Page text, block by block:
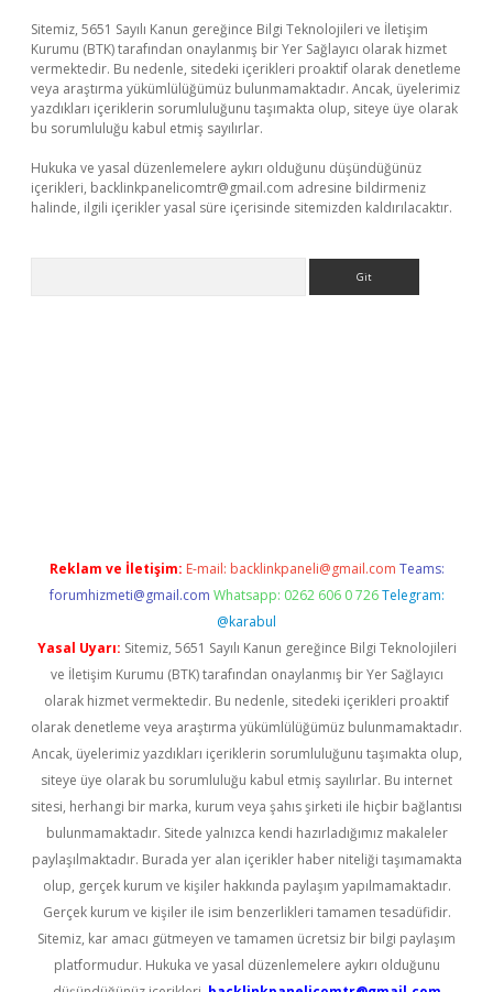
Sitemiz, 5651 Sayılı Kanun gereğince Bilgi Teknolojileri ve İletişim
Kurumu (BTK) tarafından onaylanmış bir Yer Sağlayıcı olarak hizmet
vermektedir. Bu nedenle, sitedeki içerikleri proaktif olarak denetleme
veya araştırma yükümlülüğümüz bulunmamaktadır. Ancak, üyelerimiz
yazdıkları içeriklerin sorumluluğunu taşımakta olup, siteye üye olarak
bu sorumluluğu kabul etmiş sayılırlar.
Hukuka ve yasal düzenlemelere aykırı olduğunu düşündüğünüz
içerikleri, backlinkpanelicomtr@gmail.com adresine bildirmeniz
halinde, ilgili içerikler yasal süre içerisinde sitemizden kaldırılacaktır.
Reklam ve İletişim: E-mail: backlinkpaneli@gmail.com Teams:
forumhizmeti@gmail.com Whatsapp: 0262 606 0 726 Telegram:
@karabul
Yasal Uyarı: Sitemiz, 5651 Sayılı Kanun gereğince Bilgi Teknolojileri
ve İletişim Kurumu (BTK) tarafından onaylanmış bir Yer Sağlayıcı
olarak hizmet vermektedir. Bu nedenle, sitedeki içerikleri proaktif
olarak denetleme veya araştırma yükümlülüğümüz bulunmamaktadır.
Ancak, üyelerimiz yazdıkları içeriklerin sorumluluğunu taşımakta olup,
siteye üye olarak bu sorumluluğu kabul etmiş sayılırlar. Bu internet
sitesi, herhangi bir marka, kurum veya şahıs şirketi ile hiçbir bağlantısı
bulunmamaktadır. Sitede yalnızca kendi hazırladığımız makaleler
paylaşılmaktadır. Burada yer alan içerikler haber niteliği taşımamakta
olup, gerçek kurum ve kişiler hakkında paylaşım yapılmamaktadır.
Gerçek kurum ve kişiler ile isim benzerlikleri tamamen tesadüfidir.
Sitemiz, kar amacı gütmeyen ve tamamen ücretsiz bir bilgi paylaşım
platformudur. Hukuka ve yasal düzenlemelere aykırı olduğunu